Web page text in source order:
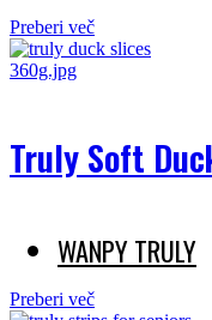
Preberi več
Truly Soft
WANPY TRULY
Preberi več